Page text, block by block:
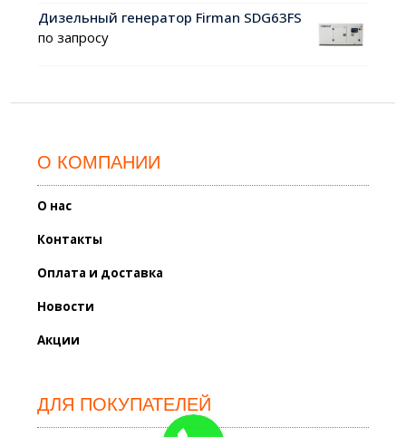
Дизельный генератор Firman SDG63FS
по запросу
О КОМПАНИИ
О нас
Контакты
Оплата и доставка
Новости
Акции
ДЛЯ ПОКУПАТЕЛЕЙ